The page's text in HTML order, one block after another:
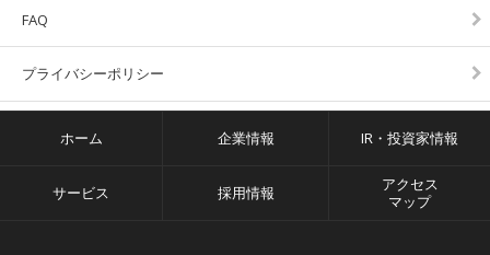
FAQ
プライバシーポリシー
ホーム 企業情報 IR・投資家情報
サービス 採用情報
アクセス
マップ